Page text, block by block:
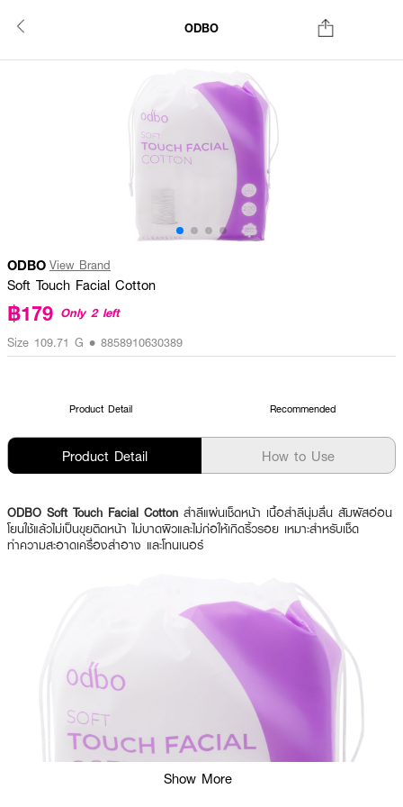
ODBO
ODBO View Brand
Soft Touch Facial Cotton
฿179 Only 2 left
Size 109.71 G • 8858910630389
Product Detail Recommended
Product Detail How to Use
ODBO Soft Touch Facial Cotton สำลีแผ่นเช็ดหน้า เนื้อสำลีนุ่มลื่น สัมผัสอ่อน
โยนใช้แล้วไม่เป็นขุยติดหน้า ไม่บาดผิวและไม่ก่อให้เกิดริ้วรอย เหมาะสำหรับเช็ด
ทำความสะอาดเครื่องสำอาง และโทนเนอร์
Show More